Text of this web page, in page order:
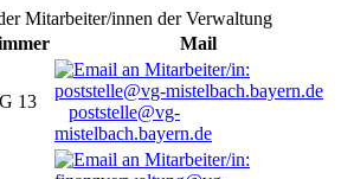
Mitarbeiter/innen der Verwaltung
Mail
13
poststelle@vg-
mistelbach.bayern.de